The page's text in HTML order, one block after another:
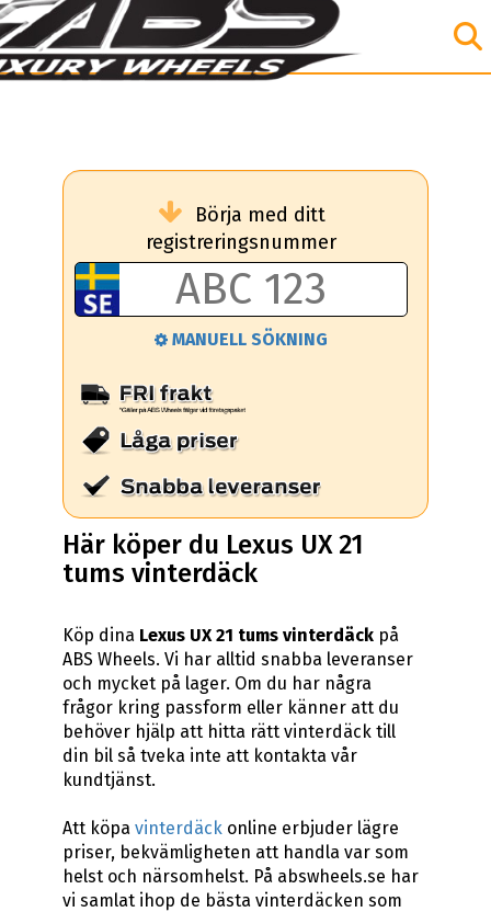
Börja med ditt
registreringsnummer
MANUELL SÖKNING
Här köper du Lexus UX 21
tums vinterdäck
Köp dina Lexus UX 21 tums vinterdäck på
ABS Wheels. Vi har alltid snabba leveranser
och mycket på lager. Om du har några
frågor kring passform eller känner att du
behöver hjälp att hitta rätt vinterdäck till
din bil så tveka inte att kontakta vår
kundtjänst.
Att köpavinterdäck online erbjuder lägre
priser, bekvämligheten att handla var som
helst och närsomhelst. På abswheels.se har
vi samlat ihop de bästa vinterdäcken som